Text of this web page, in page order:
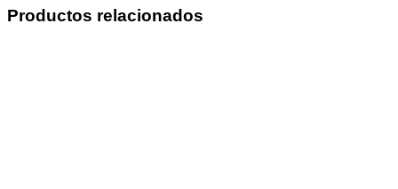
Productos relacionados